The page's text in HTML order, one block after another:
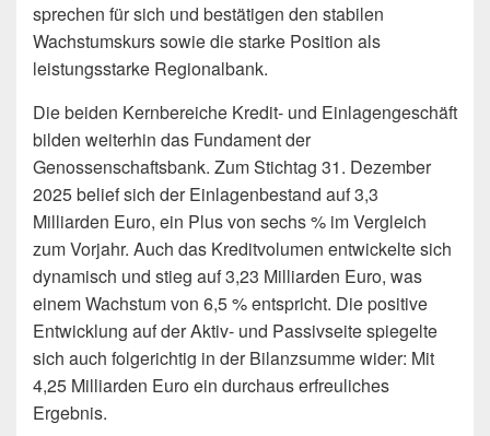
sprechen für sich und bestätigen den stabilen
Wachstumskurs sowie die starke Position als
leistungsstarke Regionalbank.
Die beiden Kernbereiche Kredit- und Einlagengeschäft
bilden weiterhin das Fundament der
Genossenschaftsbank. Zum Stichtag 31. Dezember
2025 belief sich der Einlagenbestand auf 3,3
Milliarden Euro, ein Plus von sechs % im Vergleich
zum Vorjahr. Auch das Kreditvolumen entwickelte sich
dynamisch und stieg auf 3,23 Milliarden Euro, was
einem Wachstum von 6,5 % entspricht. Die positive
Entwicklung auf der Aktiv- und Passivseite spiegelte
sich auch folgerichtig in der Bilanzsumme wider: Mit
4,25 Milliarden Euro ein durchaus erfreuliches
Ergebnis.